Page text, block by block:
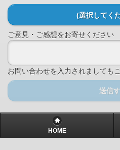
(選択してく
ご意見・ご感想をお寄せください
お問い合わせを入力されましても
送信
HOME